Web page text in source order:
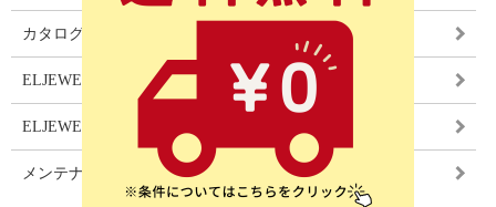
カタログ
ELJEWEL LIGHITNG
ELJEWEL カーテン
メンテナンス